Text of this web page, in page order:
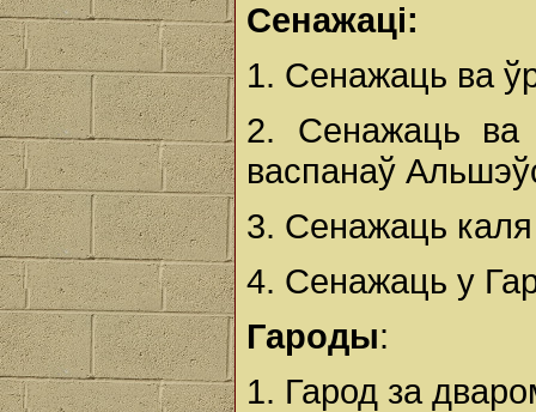
Сенажаці:
1. Сенажаць ва
2. Сенажаць
васпанаў
3. Сенажаць
4. Сенажаць у
Гароды:
1. Гарод за